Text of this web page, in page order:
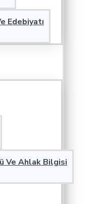
Edebiyatı
Ve Ahlak Bilgisi